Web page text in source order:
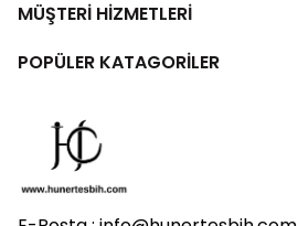
MÜŞTERİ HİZMETLERİ
POPÜLER KATAGORİLER